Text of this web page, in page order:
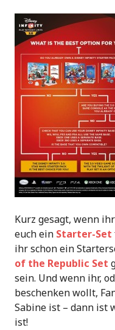
Kurz gesagt, wenn
euch ein Starter-Set
ihr schon ein
of the Republic Set
sein. Und wenn ihr,
beschenken wollt,
Sabine ist – dann ist
ist!